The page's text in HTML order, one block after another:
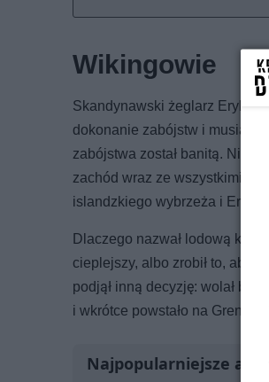
Wikingowie
Skandynawski żeglarz Eryk
dokonanie zabójstw i musiał
zabójstwa został banitą. Nie
zachód wraz ze wszystkimi
islandzkiego wybrzeża i Eryk
Dlaczego nazwał lodową
cieplejszy, albo zrobił to, aby
podjął inną decyzję: wolał
i wkrótce powstało na
Najpopularniejsze